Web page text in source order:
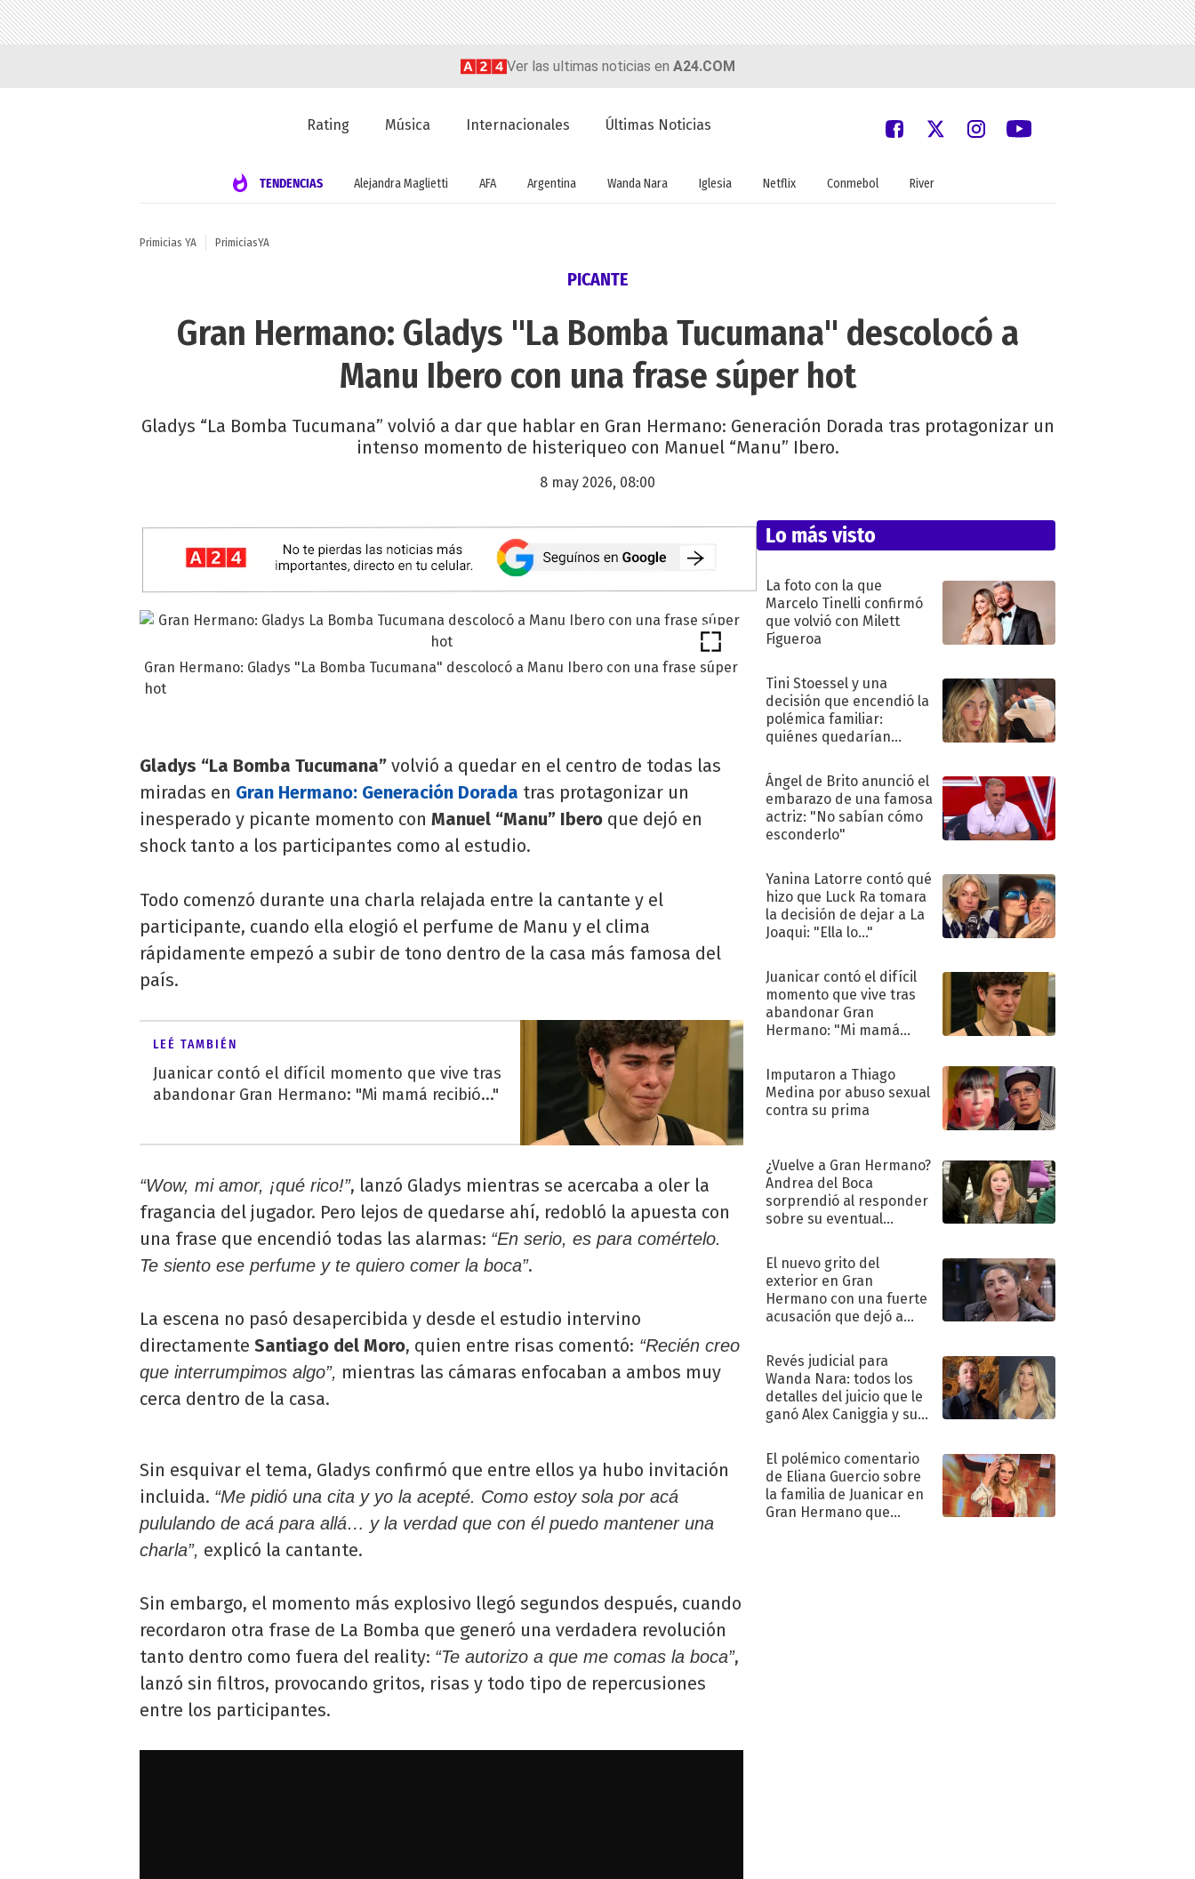
Ver las ultimas noticias en A24.COM
Rating Música Internacionales Últimas Noticias
TENDENCIAS Alejandra Maglietti AFA Argentina Wanda Nara Iglesia Netflix Conmebol River
Primicias YA PrimiciasYA
PICANTE
Gran Hermano: Gladys "La Bomba Tucumana" descolocó a
Manu Ibero con una frase súper hot
Gladys “La Bomba Tucumana” volvió a dar que hablar en Gran Hermano: Generación Dorada tras protagonizar un
intenso momento de histeriqueo con Manuel “Manu” Ibero.
8 may 2026, 08:00
Gran Hermano: Gladys "La Bomba Tucumana" descolocó a Manu Ibero con una frase súper
hot
Gladys “La Bomba Tucumana” volvió a quedar en el centro de todas las
miradas en Gran Hermano: Generación Dorada tras protagonizar un
inesperado y picante momento con Manuel “Manu” Ibero que dejó en
shock tanto a los participantes como al estudio.
Todo comenzó durante una charla relajada entre la cantante y el
participante, cuando ella elogió el perfume de Manu y el clima
rápidamente empezó a subir de tono dentro de la casa más famosa del
país.
LEÉ TAMBIÉN
Juanicar contó el difícil momento que vive tras
abandonar Gran Hermano: "Mi mamá recibió..."
“Wow, mi amor, ¡qué rico!”, lanzó Gladys mientras se acercaba a oler la
fragancia del jugador. Pero lejos de quedarse ahí, redobló la apuesta con
una frase que encendió todas las alarmas: “En serio, es para comértelo.
Te siento ese perfume y te quiero comer la boca”.
La escena no pasó desapercibida y desde el estudio intervino
directamente Santiago del Moro, quien entre risas comentó: “Recién creo
que interrumpimos algo”, mientras las cámaras enfocaban a ambos muy
cerca dentro de la casa.
Sin esquivar el tema, Gladys confirmó que entre ellos ya hubo invitación
incluida. “Me pidió una cita y yo la acepté. Como estoy sola por acá
pululando de acá para allá… y la verdad que con él puedo mantener una
charla”, explicó la cantante.
Sin embargo, el momento más explosivo llegó segundos después, cuando
recordaron otra frase de La Bomba que generó una verdadera revolución
tanto dentro como fuera del reality: “Te autorizo a que me comas la boca”,
lanzó sin filtros, provocando gritos, risas y todo tipo de repercusiones
entre los participantes.
Lo más visto
La foto con la que
Marcelo Tinelli confirmó
que volvió con Milett
Figueroa
Tini Stoessel y una
decisión que encendió la
polémica familiar:
quiénes quedarían
Ángel de Brito anunció el
embarazo de una famosa
actriz: "No sabían cómo
esconderlo"
Yanina Latorre contó qué
hizo que Luck Ra tomara
la decisión de dejar a La
Joaqui: "Ella lo..."
Juanicar contó el difícil
momento que vive tras
abandonar Gran
Hermano: "Mi mamá
Imputaron a Thiago
Medina por abuso sexual
contra su prima
¿Vuelve a Gran Hermano?
Andrea del Boca
sorprendió al responder
sobre su eventual
El nuevo grito del
exterior en Gran
Hermano con una fuerte
acusación que dejó a
"Traidora"
Revés judicial para
Wanda Nara: todos los
detalles del juicio que le
ganó Alex Caniggia y sus
El polémico comentario
de Eliana Guercio sobre
la familia de Juanicar en
Gran Hermano que